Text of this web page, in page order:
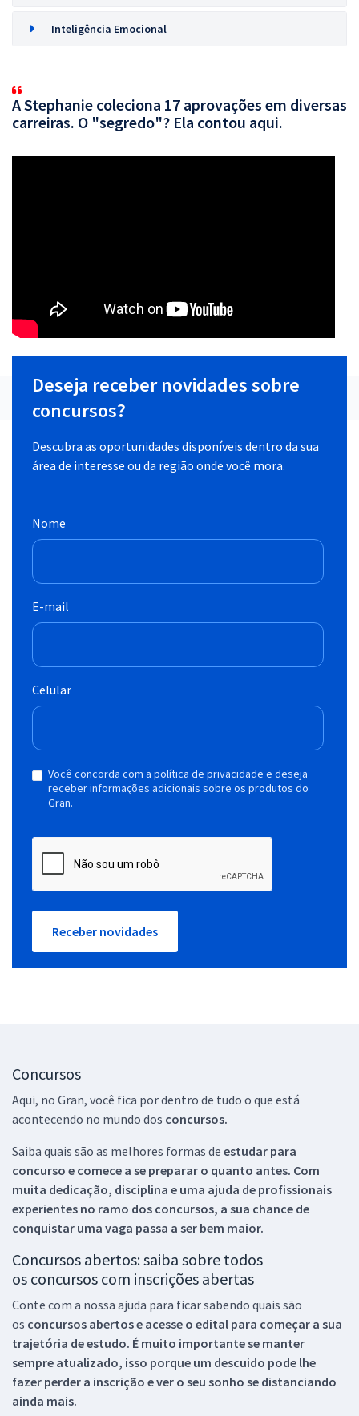
Inteligência Emocional
A Stephanie coleciona 17 aprovações em diversas
carreiras. O "segredo"? Ela contou aqui.
Deseja receber novidades sobre
concursos?
Descubra as oportunidades disponíveis dentro da sua
área de interesse ou da região onde você mora.
Nome
E-mail
Celular
Você concorda com a política de privacidade e deseja
receber informações adicionais sobre os produtos do
Gran.
Receber novidades
Concursos
Aqui, no Gran, você fica por dentro de tudo o que está
acontecendo no mundo dos concursos.
Saiba quais são as melhores formas de estudar para
concurso e comece a se preparar o quanto antes. Com
muita dedicação, disciplina e uma ajuda de profissionais
experientes no ramo dos concursos, a sua chance de
conquistar uma vaga passa a ser bem maior.
Concursos abertos: saiba sobre todos
os concursos com inscrições abertas
Conte com a nossa ajuda para ficar sabendo quais são
os concursos abertos e acesse o edital para começar a sua
trajetória de estudo. É muito importante se manter
sempre atualizado, isso porque um descuido pode lhe
fazer perder a inscrição e ver o seu sonho se distanciando
ainda mais.